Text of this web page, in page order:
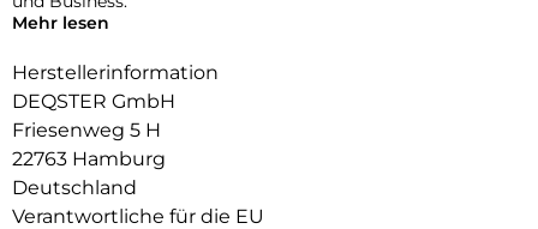
Ein Tool, das so gut aussieht, wie es funktioniert.
Mit seinem stilvollen und ergonomischen Design bietet der
DEQSTER Pencil 2 ein Schreib- und Zeichenerlebnis, das
sowohl ästhetisch ansprechend als auch komfortabel ist.
Hochwertig und Robust
Mehr lesen
Herstellerinformation
DEQSTER GmbH
Friesenweg 5 H
22763 Hamburg
Deutschland
Verantwortliche für die EU